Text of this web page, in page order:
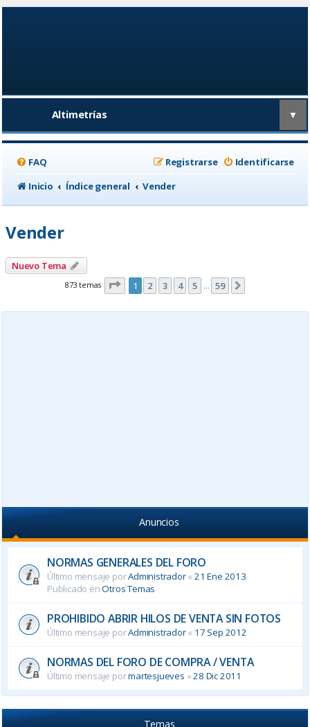
Altimetrías ▼
FAQ Identificarse
Registrarse
Inicio
Índice general Vender
Vender
Nuevo Tema
873 temas Página de 59
1 2 3 4 5 … 59
Anuncios
NORMAS GENERALES DEL FORO
Último mensaje porAdministrador«21 Ene 2013
Publicado enOtros Temas
PROHIBIDO ABRIR HILOS DE VENTA SIN FOTOS
Último mensaje porAdministrador« 17 Sep 2012
NORMAS DEL FORO DE COMPRA / VENTA
Último mensaje pormartesjueves «28 Dic 2011
Temas